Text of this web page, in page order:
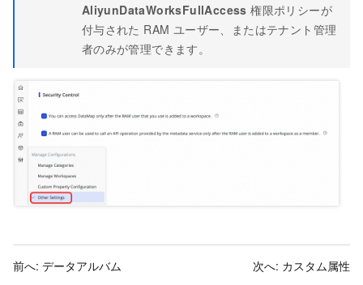
AliyunDataWorksFullAccess 権限ポリシーが
付与された RAM ユーザー、またはテナント管理
者のみが管理できます。
前へ: データアルバム 次へ: カスタム属性